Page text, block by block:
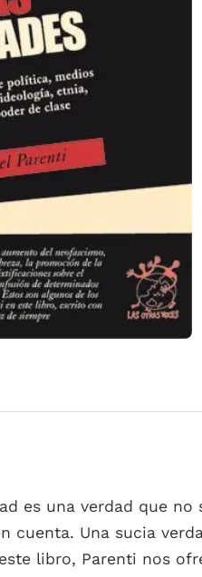
es una verdad que
cuenta. Una sucia
libro, Parenti nos